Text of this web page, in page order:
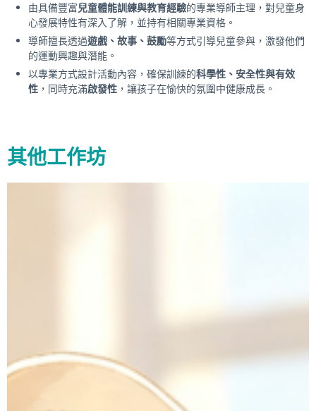
由具備豐富兒童體能訓練與教育經驗的專業導師主理，對兒童身
心發展特性有深入了解，並持有相關專業資格。
導師擅長透過遊戲、故事、鼓勵等方式引導兒童參與，激發他們
的運動興趣與潛能。
以專業方式設計活動內容，確保訓練的科學性、安全性與有效
性 ，同時充滿啟發性 ，讓孩子在愉快的氛圍中健康成長。
其他工作坊